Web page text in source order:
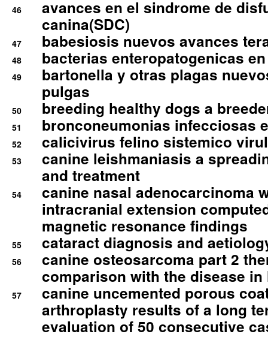
46
avances en el sindrome de
canina(SDC)
47 babesiosis nuevos avances
48 bacterias enteropatogenicas
49
bartonella y otras plagas
pulgas
50 breeding healthy dogs a
51 bronconeumonias infecciosas
52 calicivirus felino sistemico
53
canine leishmaniasis a
and treatment
54
canine nasal adenocarcinoma
intracranial extension
magnetic resonance findings
55 cataract diagnosis and
56
canine osteosarcoma part 2
comparison with the disease in
57
canine uncemented porous
arthroplasty results of a long
evaluation of 50 consecutive